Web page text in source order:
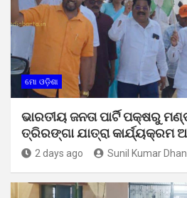
ମୋ ଓଡ଼ିଶା
ଭାରତୀୟ ଜନତା ପାର୍ଟି ପକ୍ଷରୁ
ତ୍ରିରଙ୍ଗା ଯାତ୍ରା କାର୍ଯ୍ୟକ୍ରମ
2 days ago Sunil Kumar